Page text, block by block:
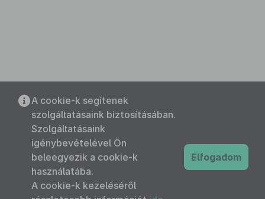
A cookie-k segítenek
szolgáltatásaink biztosításában.
Szolgáltatásaink
igénybevételével Ön
beleegyezik a cookie-k
használatába.
A cookie-k kezeléséről
Elfogadom